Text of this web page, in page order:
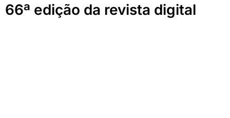
66ª edição da revista digital